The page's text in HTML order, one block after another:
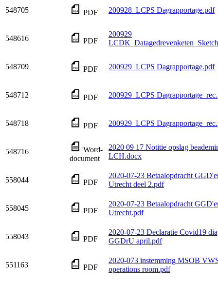
548705 PDF 200928_LCPS Dagrapportage.pdf
548616 PDF
200929
548709 PDF 200929_LCPS Dagrapportage.pdf
548712 PDF 200929_LCPS
548718 PDF 200929_LCPS
548716
Word-
document
2020 09 17 Notitie opslag
LCH.docx
558044 PDF
2020-07-23 Betaalopdracht
Utrecht deel 2.pdf
558045 PDF
2020-07-23 Betaalopdracht
Utrecht.pdf
558043 PDF
2020-07-23 Declaratie Covid19
GGDrU april.pdf
551163 PDF
2020-073 instemming MSOB
operations room.pdf